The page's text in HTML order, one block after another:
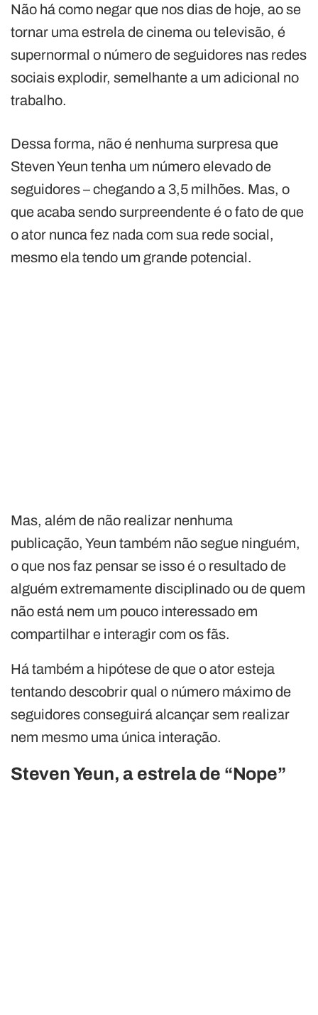
Não há como negar que nos dias de hoje, ao se
tornar uma estrela de cinema ou televisão, é
supernormal o número de seguidores nas redes
sociais explodir, semelhante a um adicional no
trabalho.
Dessa forma, não é nenhuma surpresa que
Steven Yeun tenha um número elevado de
seguidores – chegando a 3,5 milhões. Mas, o
que acaba sendo surpreendente é o fato de que
o ator nunca fez nada com sua rede social,
mesmo ela tendo um grande potencial.
Mas, além de não realizar nenhuma
publicação, Yeun também não segue ninguém,
o que nos faz pensar se isso é o resultado de
alguém extremamente disciplinado ou de quem
não está nem um pouco interessado em
compartilhar e interagir com os fãs.
Há também a hipótese de que o ator esteja
tentando descobrir qual o número máximo de
seguidores conseguirá alcançar sem realizar
nem mesmo uma única interação.
Steven Yeun, a estrela de “Nope”